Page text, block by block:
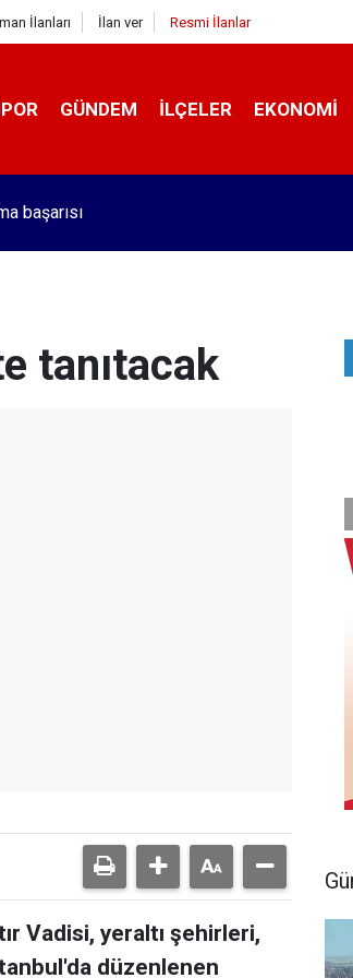
İlanları İlan ver Resmi İlanlar
GÜNDEM İLÇELER EKONOMI
başarısı
tanıtacak
Vadisi, yeraltı şehirleri,
düzenlenen